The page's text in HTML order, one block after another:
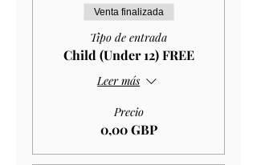
Venta finalizada
Tipo de entrada
Child (Under 12) FREE
Leer más
Precio
0,00 GBP